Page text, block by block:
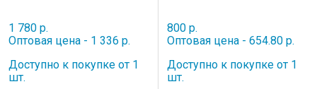
1 780 р.
Оптовая цена - 1 336 р.
Доступно к покупке от 1
шт.
800 р.
Оптовая цена - 654.80 р.
Доступно к покупке от 1
шт.